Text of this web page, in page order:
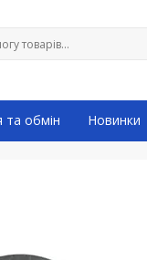
та обмін Новинки